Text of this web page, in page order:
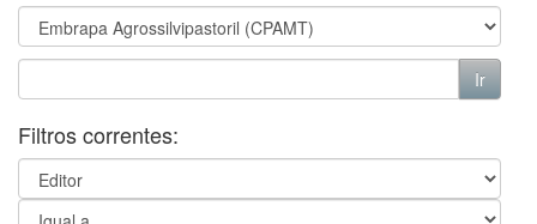
Filtros correntes: